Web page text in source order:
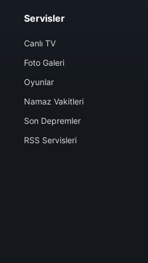
Servisler
Canlı TV
Foto Galeri
Oyunlar
Namaz Vakitleri
Son Depremler
RSS Servisleri